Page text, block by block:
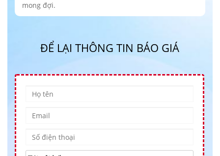
mong đợi.
ĐỂ LẠI THÔNG TIN BÁO GIÁ